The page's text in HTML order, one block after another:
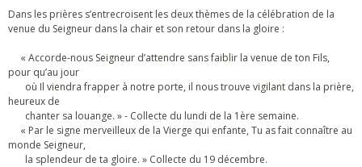
Dans les prières s’entrecroisent les deux thèmes de la célébration de la
venue du Seigneur dans la chair et son retour dans la gloire :
« Accorde-nous Seigneur d’attendre sans faiblir la venue de ton Fils,
pour qu’au jour
où Il viendra frapper à notre porte, il nous trouve vigilant dans la prière,
heureux de
chanter sa louange. » - Collecte du lundi de la 1ère semaine.
« Par le signe merveilleux de la Vierge qui enfante, Tu as fait connaître au
monde Seigneur,
la splendeur de ta gloire. » Collecte du 19 décembre.